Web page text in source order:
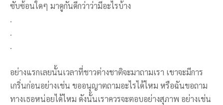
ซับซ้อนใดๆ มาดูกันดีกว่าว่ามีอะไรบ้าง
.
.
.
อย่างแรกเลยนั้นเวลาที่ชาวต่างชาติจะมาถามเรา เขาจะมีการ
เกริ่นก่อนอย่างเช่น ขออนุญาตถามอะไรได้ไหม หรือฉันขอถาม
ทางเธอหน่อยได้ไหม ดังนั้นเราควรจะตอบอย่างสุภาพ อย่างเช่น